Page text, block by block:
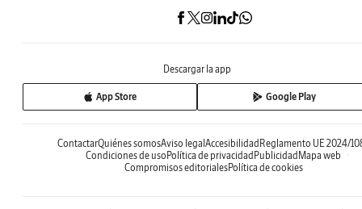
Descargar la app
App Store Google Play
ContactarQuiénes somosAviso legalAccesibilidadReglamento UE 2024/
Condiciones de usoPolítica de privacidadPublicidadMapa web
Compromisos editorialesPolítica de cookies